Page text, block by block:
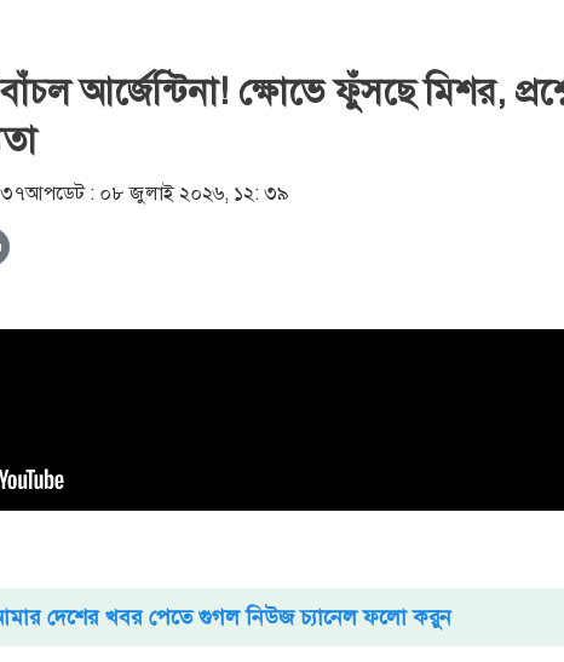
আর্জেন্টিনা! ক্ষোভে ফুঁসছে মিশর,
আপডেট : ০৮ জুলাই ২০২৬, ১২: ৩৯
দেশের খবর পেতে গুগল নিউজ চ্যানেল ফলো করুন